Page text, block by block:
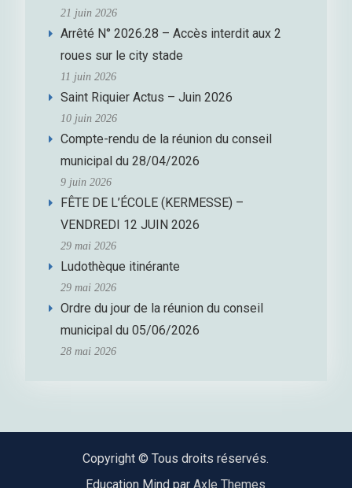
21 juin 2026
Arrêté N° 2026.28 – Accès interdit aux 2
roues sur le city stade
11 juin 2026
Saint Riquier Actus – Juin 2026
10 juin 2026
Compte-rendu de la réunion du conseil
municipal du 28/04/2026
9 juin 2026
FÊTE DE L’ÉCOLE (KERMESSE) –
VENDREDI 12 JUIN 2026
29 mai 2026
Ludothèque itinérante
29 mai 2026
Ordre du jour de la réunion du conseil
municipal du 05/06/2026
28 mai 2026
Copyright © Tous droits réservés.
Education Mind parAxle Themes